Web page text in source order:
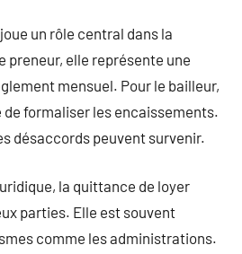
un rôle central dans la
preneur, elle représente une
mensuel. Pour le bailleur,
de formaliser les encaissements.
désaccords peuvent survenir.
la quittance de loyer
parties. Elle est souvent
comme les administrations.